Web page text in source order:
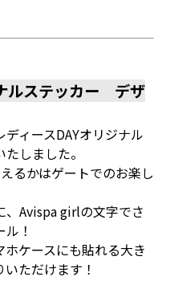
ルステッカー デザ
ィースDAYオリジナル
しました。
るかはゲートでのお楽し
、Avispa girlの文字でさ
！
ケースにも貼れる大き
ただけます！